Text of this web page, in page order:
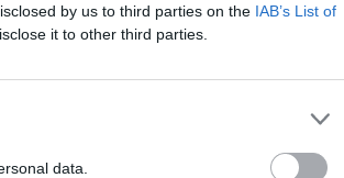
by us to third parties on the IAB’s List of
it to other third parties.
data.